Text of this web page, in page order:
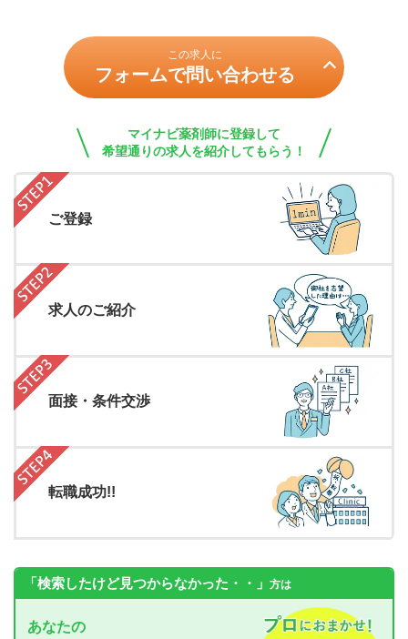
この求人に
フォームで問い合わせる
マイナビ薬剤師に登録して
希望通りの求人を紹介してもらう！
ご登録
求人のご紹介
面接・条件交渉
転職成功!!
「検索したけど見つからなかった・・」 方は
あなたの